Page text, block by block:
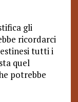
gli
ricordarci
tutti i
quel
potrebbe